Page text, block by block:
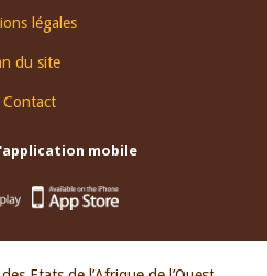
légales
du site
Contact
mobile